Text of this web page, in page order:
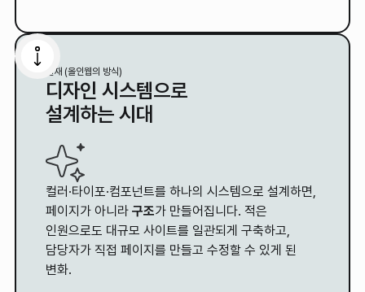
현재 (올인웹의 방식)
디자인 시스템으로
설계하는 시대
컬러·타이포·컴포넌트를 하나의 시스템으로 설계하면,
페이지가 아니라구조가 만들어집니다. 적은
인원으로도 대규모 사이트를 일관되게 구축하고,
담당자가 직접 페이지를 만들고 수정할 수 있게 된
변화.